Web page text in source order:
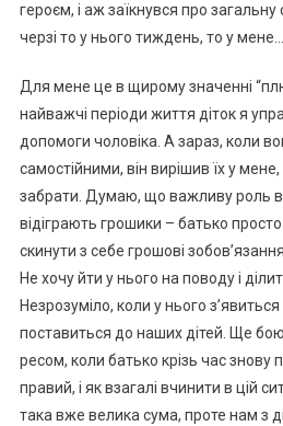
героєм, і аж заїкнувся про
черзі то у нього тиждень, то у мене…
Для мене це в щирому значенні
найважчі періоди життя діток я
допомоги чоловіка. А зараз, коли
самостійними, він вирішив їх у
забрати. Думаю, що важливу роль в
відіграють грошики – батько
скинути з себе грошові
Не хочу йти у нього на поводу і
Незрозуміло, коли у нього
поставиться до наших дітей. Ще
ресом, коли батько крізь час знову
правий, і як взагалі вчинити в цій
така вже велика сума, проте нам з